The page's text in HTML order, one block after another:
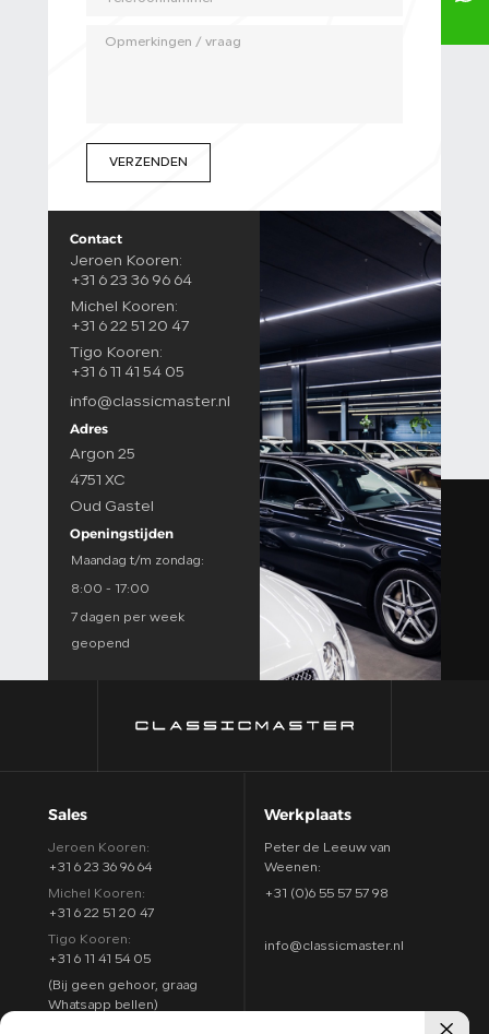
VERZENDEN
Contact
Jeroen Kooren:
+31 6 23 36 96 64
Michel Kooren:
+31 6 22 51 20 47
Tigo Kooren:
+31 6 11 41 54 05
info@classicmaster.nl
Adres
Argon 25
4751 XC
Oud Gastel
Openingstijden
Maandag t/m zondag:
8:00 - 17:00
7 dagen per week
geopend
Sales
Jeroen Kooren:
+31 6 23 36 96 64
Michel Kooren:
+31 6 22 51 20 47
Tigo Kooren:
+31 6 11 41 54 05
(Bij geen gehoor, graag
Whatsapp bellen)
Werkplaats
Peter de Leeuw van
Weenen:
+31 (0)6 55 57 57 98
info@classicmaster.nl